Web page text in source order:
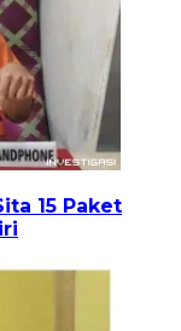
15 Paket